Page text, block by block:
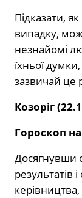
Підказати,
випадку,
незнайомі
їхньої
зазвичай це
Козоріг
Гороскоп
Досягнувши
результатів